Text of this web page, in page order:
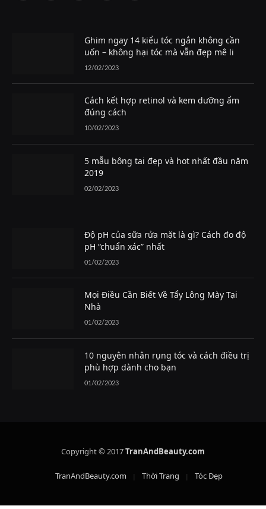
Ghim ngay 14 kiểu tóc ngắn không cần
uốn – không hại tóc mà vẫn đẹp mê li
12/02/2023
Cách kết hợp retinol và kem dưỡng ẩm
đúng cách
10/02/2023
5 mẫu bông tai đẹp và hot nhất đầu năm
2019
02/02/2023
Độ pH của sữa rửa mặt là gì? Cách đo độ
pH “chuẩn xác” nhất
01/02/2023
Mọi Điều Cần Biết Về Tẩy Lông Mày Tại
Nhà
01/02/2023
10 nguyên nhân rụng tóc và cách điều trị
phù hợp dành cho bạn
01/02/2023
Copyright © 2017TranAndBeauty.com
TranAndBeauty.com Thời Trang Tóc Đẹp